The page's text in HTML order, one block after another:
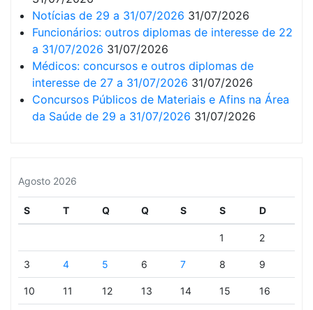
Notícias de 29 a 31/07/2026 31/07/2026
Funcionários: outros diplomas de interesse de 22
a 31/07/2026 31/07/2026
Médicos: concursos e outros diplomas de
interesse de 27 a 31/07/2026 31/07/2026
Concursos Públicos de Materiais e Afins na Área
da Saúde de 29 a 31/07/2026 31/07/2026
Agosto 2026
S T Q Q S S D
1 2
3 4 5 6 7 8 9
10 11 12 13 14 15 16